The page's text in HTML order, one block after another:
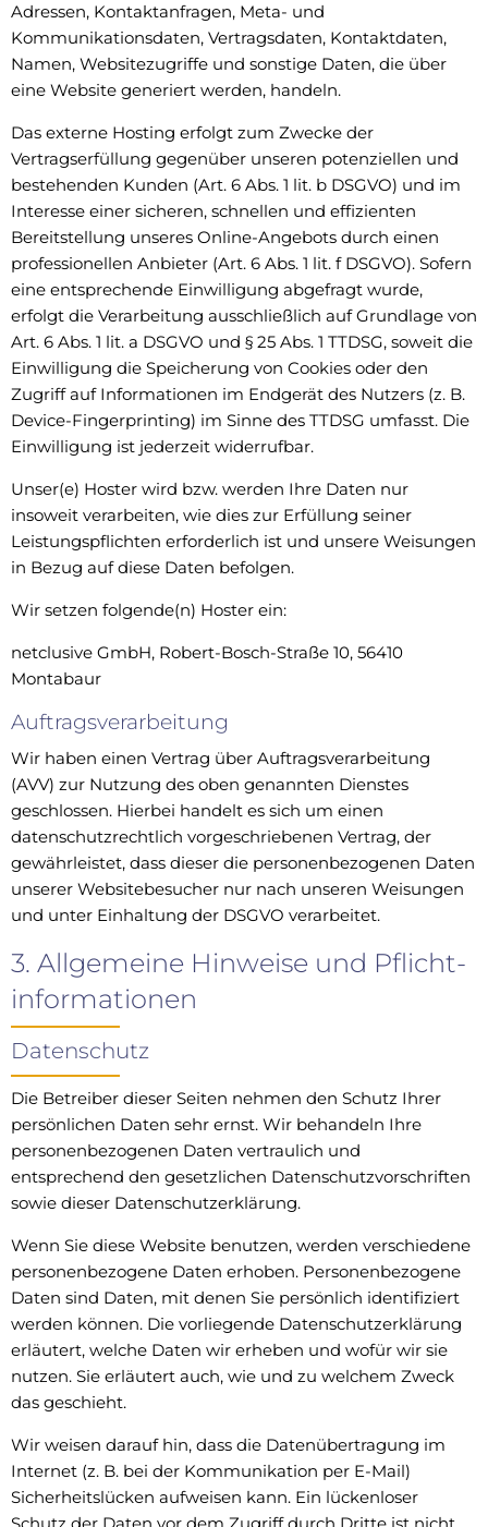
Adressen, Kontaktanfragen, Meta- und
Kommunikationsdaten, Vertragsdaten, Kontaktdaten,
Namen, Websitezugriffe und sonstige Daten, die über
eine Website generiert werden, handeln.
Das externe Hosting erfolgt zum Zwecke der
Vertragserfüllung gegenüber unseren potenziellen und
bestehenden Kunden (Art. 6 Abs. 1 lit. b DSGVO) und im
Interesse einer sicheren, schnellen und effizienten
Bereitstellung unseres Online-Angebots durch einen
professionellen Anbieter (Art. 6 Abs. 1 lit. f DSGVO). Sofern
eine entsprechende Einwilligung abgefragt wurde,
erfolgt die Verarbeitung ausschließlich auf Grundlage von
Art. 6 Abs. 1 lit. a DSGVO und § 25 Abs. 1 TTDSG, soweit die
Einwilligung die Speicherung von Cookies oder den
Zugriff auf Informationen im Endgerät des Nutzers (z. B.
Device-Fingerprinting) im Sinne des TTDSG umfasst. Die
Einwilligung ist jederzeit widerrufbar.
Unser(e) Hoster wird bzw. werden Ihre Daten nur
insoweit verarbeiten, wie dies zur Erfüllung seiner
Leistungspflichten erforderlich ist und unsere Weisungen
in Bezug auf diese Daten befolgen.
Wir setzen folgende(n) Hoster ein:
netclusive GmbH, Robert-Bosch-Straße 10, 56410
Montabaur
Auftragsverarbeitung
Wir haben einen Vertrag über Auftragsverarbeitung
(AVV) zur Nutzung des oben genannten Dienstes
geschlossen. Hierbei handelt es sich um einen
datenschutzrechtlich vorgeschriebenen Vertrag, der
gewährleistet, dass dieser die personenbezogenen Daten
unserer Websitebesucher nur nach unseren Weisungen
und unter Einhaltung der DSGVO verarbeitet.
3. Allgemeine Hinweise und Pflicht­
informationen
Datenschutz
Die Betreiber dieser Seiten nehmen den Schutz Ihrer
persönlichen Daten sehr ernst. Wir behandeln Ihre
personenbezogenen Daten vertraulich und
entsprechend den gesetzlichen Datenschutzvorschriften
sowie dieser Datenschutzerklärung.
Wenn Sie diese Website benutzen, werden verschiedene
personenbezogene Daten erhoben. Personenbezogene
Daten sind Daten, mit denen Sie persönlich identifiziert
werden können. Die vorliegende Datenschutzerklärung
erläutert, welche Daten wir erheben und wofür wir sie
nutzen. Sie erläutert auch, wie und zu welchem Zweck
das geschieht.
Wir weisen darauf hin, dass die Datenübertragung im
Internet (z. B. bei der Kommunikation per E-Mail)
Sicherheitslücken aufweisen kann. Ein lückenloser
Schutz der Daten vor dem Zugriff durch Dritte ist nicht